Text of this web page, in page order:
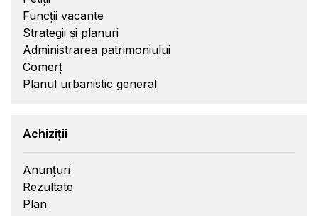
Funcții vacante
Strategii și planuri
Administrarea patrimoniului
Comerț
Planul urbanistic general
Achiziții
Anunțuri
Rezultate
Plan